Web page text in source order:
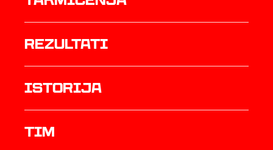
rezultati
istorija
TIM